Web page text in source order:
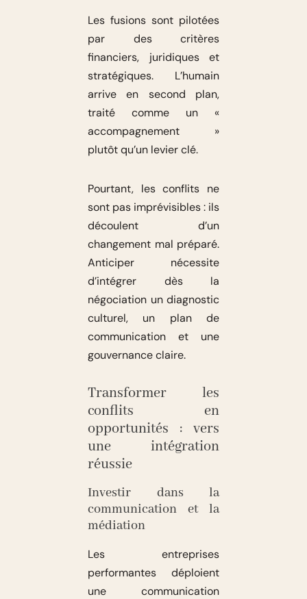
Les fusions sont pilotées
par des critères
financiers, juridiques et
stratégiques. L’humain
arrive en second plan,
traité comme un «
accompagnement »
plutôt qu’un levier clé.
Pourtant, les conflits ne
sont pas imprévisibles : ils
découlent d’un
changement mal préparé.
Anticiper nécessite
d’intégrer dès la
négociation un diagnostic
culturel, un plan de
communication et une
gouvernance claire.
Transformer les
conflits en
opportunités : vers
une intégration
réussie
Investir dans la
communication et la
médiation
Les entreprises
performantes déploient
une communication